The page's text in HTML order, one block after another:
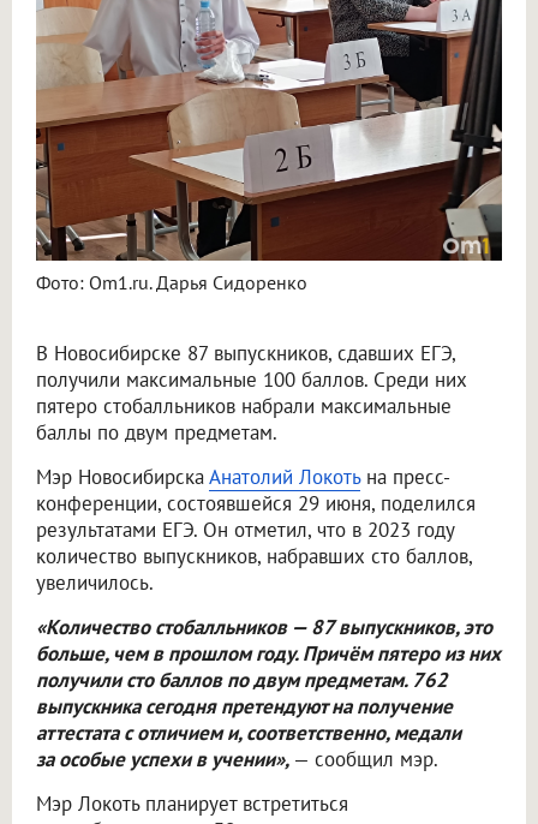
Фото: Om1.ru. Дарья Сидоренко
В Новосибирске 87 выпускников, сдавших ЕГЭ,
получили максимальные 100 баллов. Среди них
пятеро стобалльников набрали максимальные
баллы по двум предметам.
Мэр НовосибирскаАнатолий Локотьна пресс-
конференции, состоявшейся 29 июня, поделился
результатами ЕГЭ. Он отметил, что в 2023 году
количество выпускников, набравших сто баллов,
увеличилось.
«Количество стобалльников — 87 выпускников, это
больше, чем в прошлом году. Причём пятеро из них
получили сто баллов по двум предметам. 762
выпускника сегодня претендуют на получение
аттестата с отличием и, соответственно, медали
за особые успехи в учении», — сообщил мэр.
Мэр Локоть планирует встретиться